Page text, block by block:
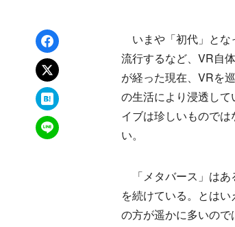
Facebookでシェア
xでポスト
はてなブックマーク
LINEで送る
いまや「初代」とな
流行するなど、VR自
が経った現在、VRを
の生活により浸透し
イブは珍しいもので
い。
「メタバース」はあ
を続けている。とは
の方が遥かに多いので